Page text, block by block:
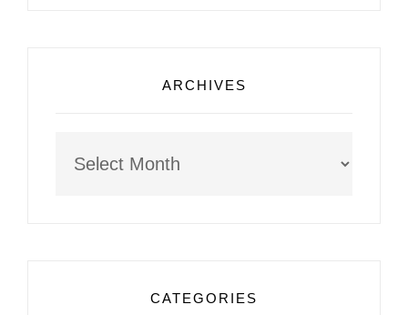
ARCHIVES
CATEGORIES